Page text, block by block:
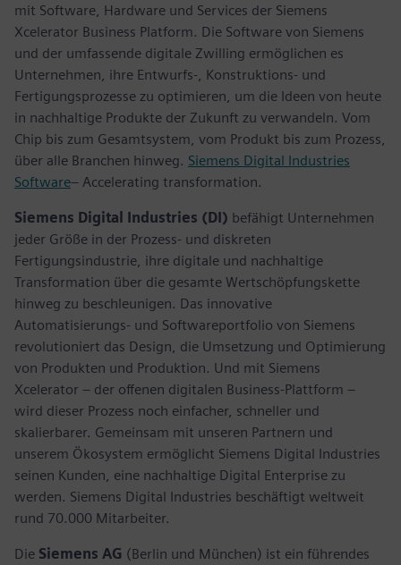
mit Software, Hardware und Services der Siemens
Xcelerator Business Platform. Die Software von Siemens
und der umfassende digitale Zwilling ermöglichen es
Unternehmen, ihre Entwurfs-, Konstruktions- und
Fertigungsprozesse zu optimieren, um die Ideen von heute
in nachhaltige Produkte der Zukunft zu verwandeln. Vom
Chip bis zum Gesamtsystem, vom Produkt bis zum Prozess,
über alle Branchen hinweg. Siemens Digital Industries
Software– Accelerating transformation.
Siemens Digital Industries (DI) befähigt Unternehmen
jeder Größe in der Prozess- und diskreten
Fertigungsindustrie, ihre digitale und nachhaltige
Transformation über die gesamte Wertschöpfungskette
hinweg zu beschleunigen. Das innovative
Automatisierungs- und Softwareportfolio von Siemens
revolutioniert das Design, die Umsetzung und Optimierung
von Produkten und Produktion. Und mit Siemens
Xcelerator – der offenen digitalen Business-Plattform –
wird dieser Prozess noch einfacher, schneller und
skalierbarer. Gemeinsam mit unseren Partnern und
unserem Ökosystem ermöglicht Siemens Digital Industries
seinen Kunden, eine nachhaltige Digital Enterprise zu
werden. Siemens Digital Industries beschäftigt weltweit
rund 70.000 Mitarbeiter.
Die Siemens AG (Berlin und München) ist ein führendes